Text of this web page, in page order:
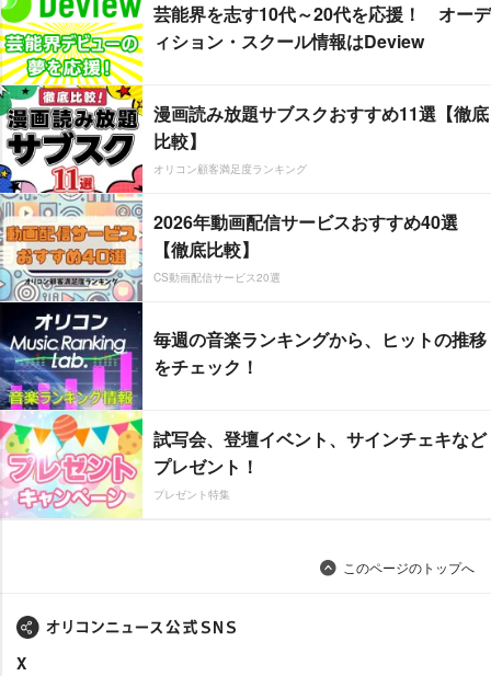
芸能界を志す10代～20代を応援！ オーデ
ィション・スクール情報はDeview
漫画読み放題サブスクおすすめ11選【徹底
比較】
オリコン顧客満足度ランキング
2026年動画配信サービスおすすめ40選
【徹底比較】
CS動画配信サービス20選
毎週の音楽ランキングから、ヒットの推移
をチェック！
試写会、登壇イベント、サインチェキなど
プレゼント！
プレゼント特集
このページのトップへ
X